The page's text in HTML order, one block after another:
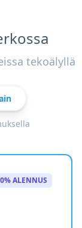
tekoälyllä
ALENNUS